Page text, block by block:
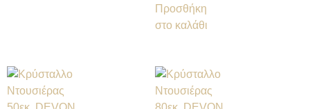
Προσθήκη
στο καλάθι